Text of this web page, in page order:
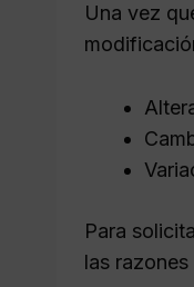
Una vez
Para
las